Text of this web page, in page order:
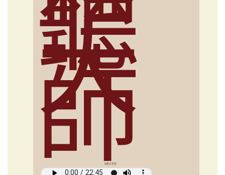
聽
大
師
俞國定導讀